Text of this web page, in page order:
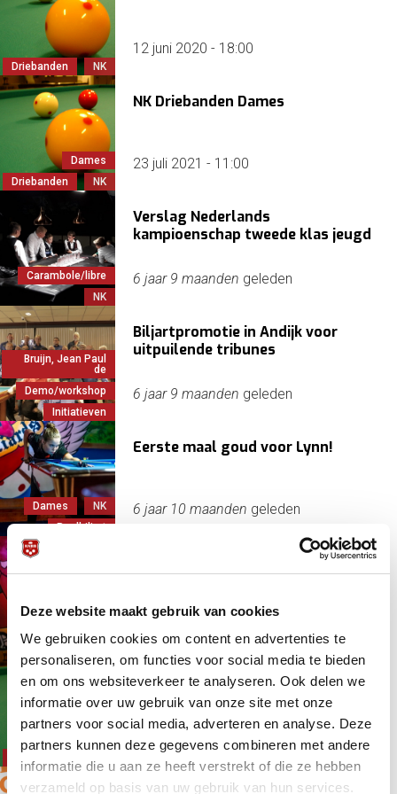
Deze website maakt gebruik van cookies
We gebruiken cookies om content en advertenties te
personaliseren, om functies voor social media te bieden
en om ons websiteverkeer te analyseren. Ook delen we
informatie over uw gebruik van onze site met onze
partners voor social media, adverteren en analyse. Deze
partners kunnen deze gegevens combineren met andere
informatie die u aan ze heeft verstrekt of die ze hebben
verzameld op basis van uw gebruik van hun services.
Driebanden NK
12 juni 2020 - 18:00
Dames
Driebanden
NK
NK Driebanden Dames
23 juli 2021 - 11:00
Carambole/libre
NK
Verslag Nederlands
kampioenschap tweede klas jeugd
6 jaar 9 maanden geleden
Bruijn, Jean Paul
de
Demo/workshop
Initiatieven
Biljartpromotie in Andijk voor
uitpuilende tribunes
6 jaar 9 maanden geleden
Dames
NK
Poolbiljart
Eerste maal goud voor Lynn!
6 jaar 10 maanden geleden
Poolbiljart
Dubbelslag Tamara Peeters-
Rademakers op NK Pool Dames
6 jaar 10 maanden
NK Driebanden Dames
22 november 2019 - 11:00